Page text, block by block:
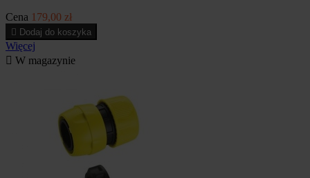
Cena 179,00 zł
 Dodaj do koszyka
Więcej
 W magazynie